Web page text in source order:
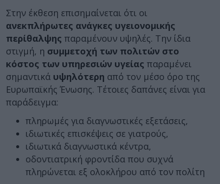
Στην έκθεση επισημαίνεται ότι οι
ανεκπλήρωτες ανάγκες υγειονομικής
περίθαλψης παραμένουν υψηλές. Την ίδια
στιγμή, η συμμετοχή των πολιτών στο
κόστος των υπηρεσιών υγείας παραμένει
σημαντικά υψηλότερη από τον μέσο όρο της
Ευρωπαϊκής Ένωσης. Τέτοιες δαπάνες είναι για
παράδειγμα:
πληρωμές για διαγνωστικές εξετάσεις,
ιδιωτικές επισκέψεις σε γιατρούς,
ιδιωτικά διαγνωστικά κέντρα,
οδοντιατρική φροντίδα που συχνά
πληρώνεται εξ ολοκλήρου από τον πολίτη